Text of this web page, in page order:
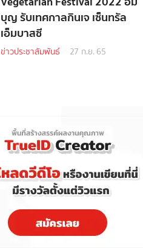
บุญ รับเทศกาลกินเจ เซ็นทรัล
เอ็มบาสซี
ข่าวประชาสัมพันธ์ 27 ก.ย. 65